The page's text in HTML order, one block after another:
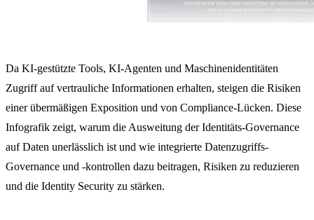
Da KI-gestützte Tools, KI-Agenten und Maschinenidentitäten
Zugriff auf vertrauliche Informationen erhalten, steigen die Risiken
einer übermäßigen Exposition und von Compliance-Lücken. Diese
Infografik zeigt, warum die Ausweitung der Identitäts-Governance
auf Daten unerlässlich ist und wie integrierte Datenzugriffs-
Governance und -kontrollen dazu beitragen, Risiken zu reduzieren
und die Identity Security zu stärken.